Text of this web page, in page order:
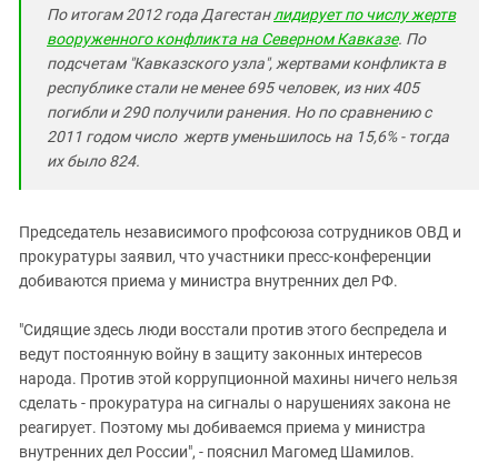
По итогам 2012 года Дагестанлидирует по числу жертв
вооруженного конфликта на Северном Кавказе. По
подсчетам "Кавказского узла", жертвами конфликта в
республике стали не менее 695 человек, из них 405
погибли и 290 получили ранения. Но по сравнению с
2011 годом число жертв уменьшилось на 15,6% - тогда
их было 824.
Председатель независимого профсоюза сотрудников ОВД и
прокуратуры заявил, что участники пресс-конференции
добиваются приема у министра внутренних дел РФ.
"Сидящие здесь люди восстали против этого беспредела и
ведут постоянную войну в защиту законных интересов
народа. Против этой коррупционной махины ничего нельзя
сделать - прокуратура на сигналы о нарушениях закона не
реагирует. Поэтому мы добиваемся приема у министра
внутренних дел России", - пояснил Магомед Шамилов.